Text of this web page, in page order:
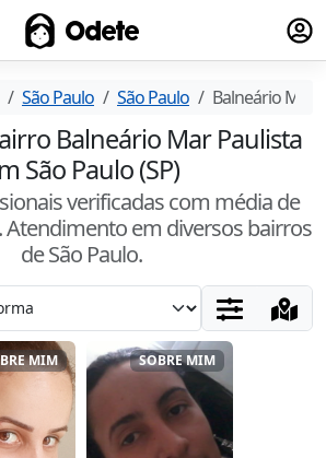
Odete
São Paulo São Paulo Balneário Mar
Balneário Mar Paulista
São Paulo (SP)
verificadas com média de
em diversos bairros
de São Paulo.
MIM SOBRE MIM